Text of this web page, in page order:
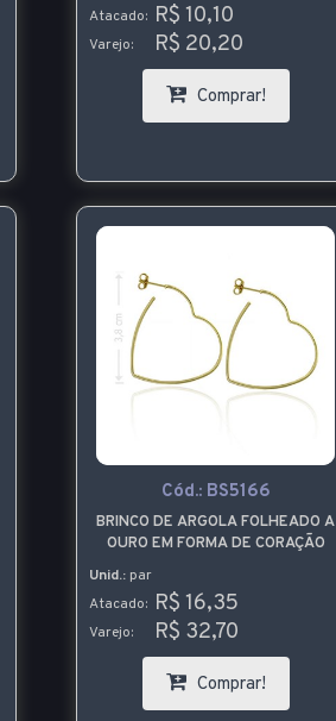
Atacado: R$ 10,10
Varejo: R$ 20,20
Comprar!
Cód.: BS5166
BRINCO DE ARGOLA FOLHEADO A
OURO EM FORMA DE CORAÇÃO
Unid.: par
Atacado: R$ 16,35
Varejo: R$ 32,70
Comprar!